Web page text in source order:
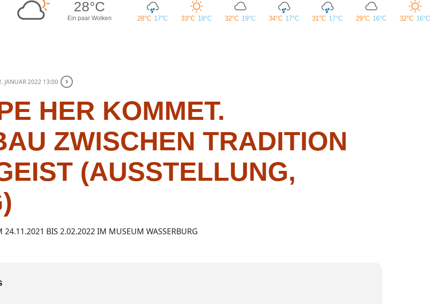
JANUAR 2022 13:00
HER KOMMET.
ZWISCHEN TRADITION
(AUSSTELLUNG,
24.11.2021 BIS 2.02.2022 IM MUSEUM WASSERBURG